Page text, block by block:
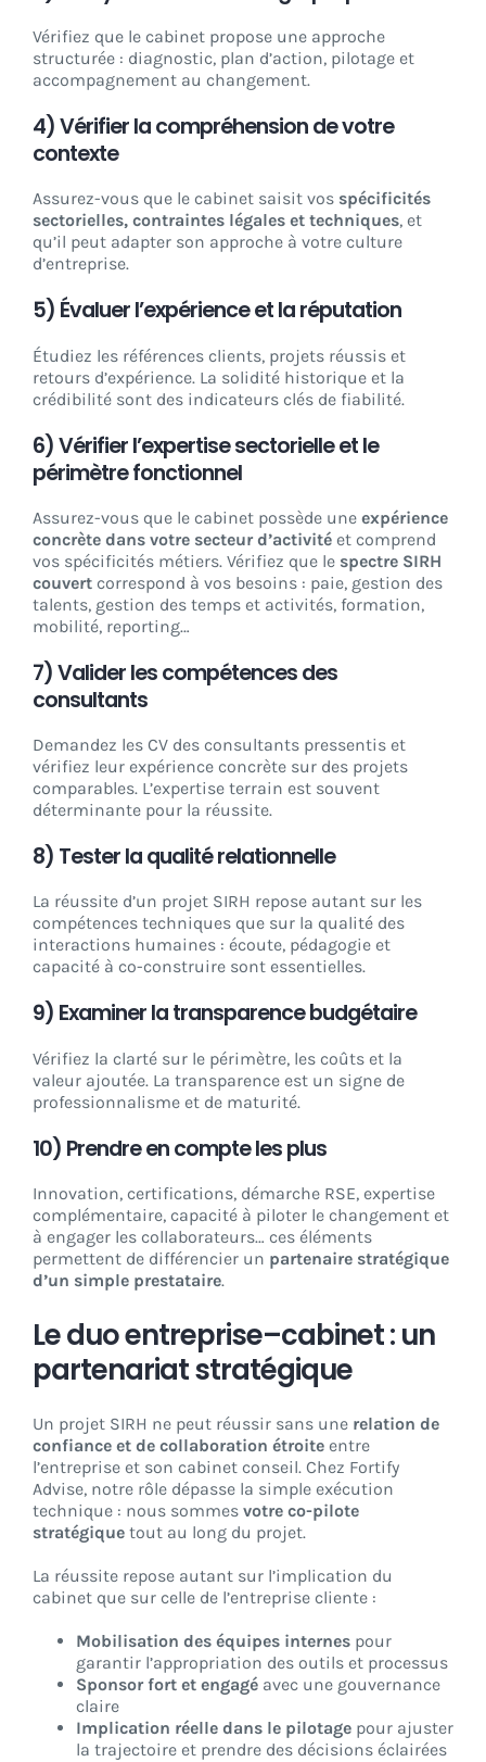
Vérifiez que le cabinet propose une approche
structurée : diagnostic, plan d’action, pilotage et
accompagnement au changement.
4) Vérifier la compréhension de votre
contexte
Assurez-vous que le cabinet saisit vos spécificités
sectorielles, contraintes légales et techniques, et
qu’il peut adapter son approche à votre culture
d’entreprise.
5) Évaluer l’expérience et la réputation
Étudiez les références clients, projets réussis et
retours d’expérience. La solidité historique et la
crédibilité sont des indicateurs clés de fiabilité.
6) Vérifier l’expertise sectorielle et le
périmètre fonctionnel
Assurez-vous que le cabinet possède une expérience
concrète dans votre secteur d’activité et comprend
vos spécificités métiers. Vérifiez que le spectre SIRH
couvert correspond à vos besoins : paie, gestion des
talents, gestion des temps et activités, formation,
mobilité, reporting…
7) Valider les compétences des
consultants
Demandez les CV des consultants pressentis et
vérifiez leur expérience concrète sur des projets
comparables. L’expertise terrain est souvent
déterminante pour la réussite.
8) Tester la qualité relationnelle
La réussite d’un projet SIRH repose autant sur les
compétences techniques que sur la qualité des
interactions humaines : écoute, pédagogie et
capacité à co-construire sont essentielles.
9) Examiner la transparence budgétaire
Vérifiez la clarté sur le périmètre, les coûts et la
valeur ajoutée. La transparence est un signe de
professionnalisme et de maturité.
10) Prendre en compte les plus
Innovation, certifications, démarche RSE, expertise
complémentaire, capacité à piloter le changement et
à engager les collaborateurs… ces éléments
permettent de différencier un partenaire stratégique
d’un simple prestataire.
Le duo entreprise–cabinet : un
partenariat stratégique
Un projet SIRH ne peut réussir sans une relation de
confiance et de collaboration étroite entre
l’entreprise et son cabinet conseil. Chez Fortify
Advise, notre rôle dépasse la simple exécution
technique : nous sommes votre co-pilote
stratégique tout au long du projet.
La réussite repose autant sur l’implication du
cabinet que sur celle de l’entreprise cliente :
Mobilisation des équipes internes pour
garantir l’appropriation des outils et processus
Sponsor fort et engagé avec une gouvernance
claire
Implication réelle dans le pilotage pour ajuster
la trajectoire et prendre des décisions éclairées